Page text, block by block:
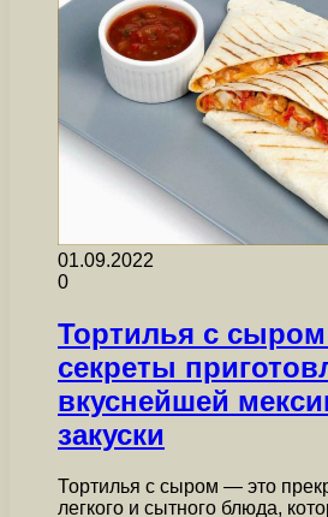
01.09.2022
0
Тортилья с
секреты
вкуснейшей
закуски
Тортилья с сыром — это
легкого и сытного блюда,